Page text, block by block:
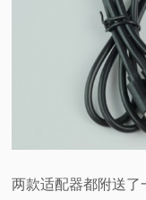
两款适配器都附送了